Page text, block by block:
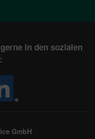
in den sozialen
GmbH